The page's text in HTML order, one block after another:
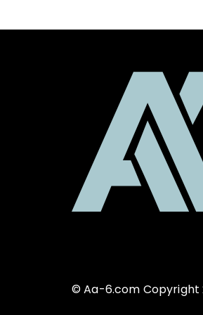
© Aa-6.com Copyright